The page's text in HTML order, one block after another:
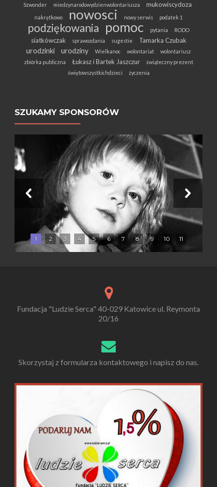
Szwonder
miedzynarodowydzienwolontariusza mukowiscydoza
nakrętkowo nowosci nowy serwis podatek 1
podziękowania pomoc pytania RODO
siatkówczak sprawozdania sugestie Tamarka Czubak
urodzinki urodziny Wielkanoc wolontariat
wolontariusz
zbiórka publiczna
Łukasz i Bartek Jaszczur
świąteczny prezent
świętowszystkichdzieci
życzenia
SZUKAMY SPONSORÓW
1 2 3 4 5 6 7 8 9 10 11
Fundacja "Ludzie Serca" 40-029 Katowice ul. Reymonta
20/16
Skorzystaj z formularza kontaktowego i napisz do nas.